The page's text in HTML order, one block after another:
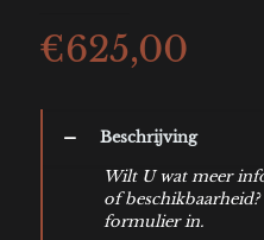
€625,00
Beschrijving
Wilt U wat meer
of
formulier in.